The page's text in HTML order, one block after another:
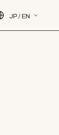
JP / EN